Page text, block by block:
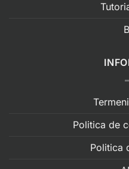
Politica de
Politica